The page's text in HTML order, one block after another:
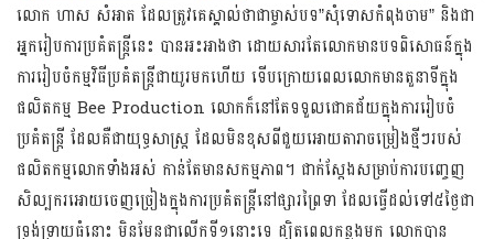
លោក ​ហាស ​សំអាត​ ដែល​ត្រូវ​គេ​ស្គាល់ថាជាម្ចាស់បទ”សុំទោសកំពុងចាម” និងជា​
អ្នករៀប​ការ​ប្រគំ​តន្ត្រី​នេះ បាន​អះ​អាង​ថា ដោយ​សារ​តែ​លោក​មាន​បទពិសោធន៍ក្នុង
ការរៀបចំកម្មវិធីប្រគំតន្ត្រីជាយូរមកហើយ ទើបក្រោយពេលលោកមានតួនាទីក្នុង
ផលិតកម្ម Bee Produ​ction លោក​ក៏​នៅ​តែ​ទទួល​ជោគជ័យ​ក្នុង​ការ​រៀប​ចំ
ប្រគំ​តន្ត្រី ដែល​គឺជា​យុទ្ធ​សាស្ត្រ ដែល​មិន​ខុស​ពី​ជួយ​អោយ​តារា​ចម្រៀង​ថ្មីៗ​របស់​
ផលិតកម្ម​លោក​ទាំង​អស់​ កាន់តែ​មាន​សកម្មភាព។ ជាក់ស្ដែង​សម្រាប់​ការបញ្ចេញ​
សិល្បករ​អោយចេញ​ច្រៀង​ក្នុងការ​ប្រគំ​តន្ត្រីនៅផ្សារព្រៃទា ដែល​ធ្វើ​ដល់​ទៅ​៥ថ្ងៃ​ជា
ទ្រង់ទ្រាយធំនោះ មិនមែនជាលើក​ទី១នោះទេ ដ្បិតពេលកន្លងមក លោក​បាន​